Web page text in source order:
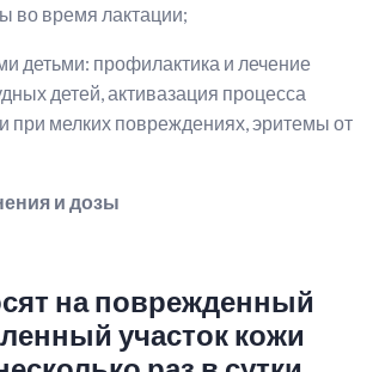
во время лактации;
детьми: профилактика и лечение
детей, активазация процесса
при мелких повреждениях, эритемы от
и дозы
на поврежденный
участок кожи